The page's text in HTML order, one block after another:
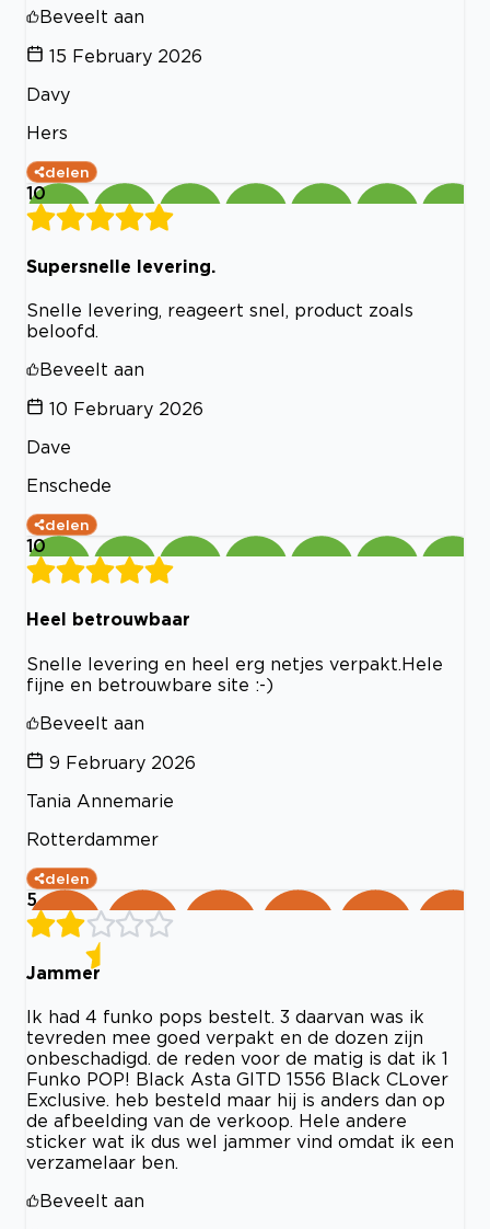
Beveelt aan
15 February 2026
Davy
Hers
delen
10
Supersnelle levering.
Snelle levering, reageert snel, product zoals
beloofd.
Beveelt aan
10 February 2026
Dave
Enschede
delen
10
Heel betrouwbaar
Snelle levering en heel erg netjes verpakt.Hele
fijne en betrouwbare site :-)
Beveelt aan
9 February 2026
Tania Annemarie
Rotterdammer
delen
5
Jammer
Ik had 4 funko pops bestelt. 3 daarvan was ik
tevreden mee goed verpakt en de dozen zijn
onbeschadigd. de reden voor de matig is dat ik 1
Funko POP! Black Asta GITD 1556 Black CLover
Exclusive. heb besteld maar hij is anders dan op
de afbeelding van de verkoop. Hele andere
sticker wat ik dus wel jammer vind omdat ik een
verzamelaar ben.
Beveelt aan